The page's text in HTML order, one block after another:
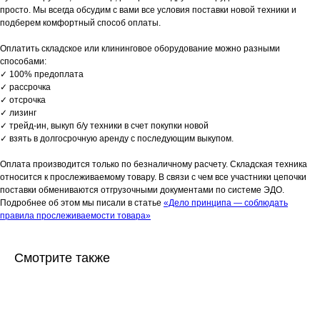
просто. Мы всегда обсудим с вами все условия поставки новой техники и
подберем комфортный способ оплаты.
Оплатить складское или клининговое оборудование можно разными
способами:
✓ 100% предоплата
✓ рассрочка
✓ отсрочка
✓ лизинг
✓ трейд-ин, выкуп б/у техники в счет покупки новой
✓ взять в долгосрочную аренду с последующим выкупом.
Оплата производится только по безналичному расчету. Складская техника
относится к прослеживаемому товару. В связи с чем все участники цепочки
поставки обмениваются отгрузочными документами по системе ЭДО.
Подробнее об этом мы писали в статье «Дело принципа — соблюдать
правила прослеживаемости товара»
Смотрите также